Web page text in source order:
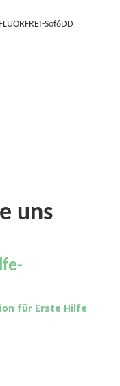
Sof6DD
uns
für Erste Hilfe